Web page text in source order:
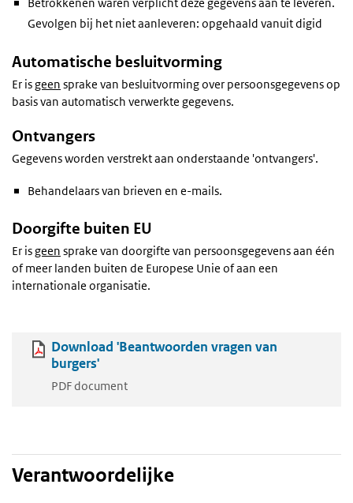
Gevolgen bij het niet aanleveren: opgehaald vanuit digid
Automatische besluitvorming
Er isgeen sprake van besluitvorming over persoonsgegevens op
basis van automatisch verwerkte gegevens.
Ontvangers
Gegevens worden verstrekt aan onderstaande 'ontvangers'.
Behandelaars van brieven en e-mails.
Doorgifte buiten EU
Er isgeen sprake van doorgifte van persoonsgegevens aan één
of meer landen buiten de Europese Unie of aan een
internationale organisatie.
Download 'Beantwoorden vragen van
burgers'
PDF document
Verantwoordelijke